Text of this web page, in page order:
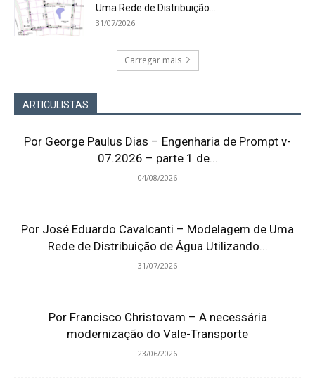
Uma Rede de Distribuição...
31/07/2026
Carregar mais
ARTICULISTAS
Por George Paulus Dias – Engenharia de Prompt v-
07.2026 – parte 1 de...
04/08/2026
Por José Eduardo Cavalcanti – Modelagem de Uma
Rede de Distribuição de Água Utilizando...
31/07/2026
Por Francisco Christovam – A necessária
modernização do Vale-Transporte
23/06/2026